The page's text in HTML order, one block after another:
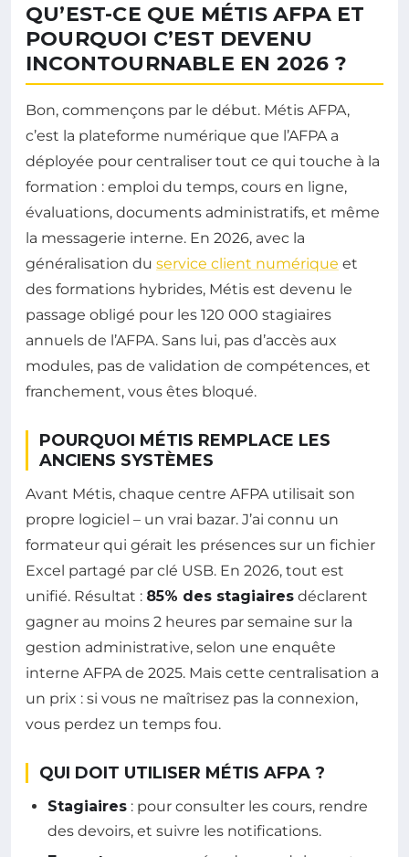
QU’EST-CE QUE MÉTIS AFPA ET
POURQUOI C’EST DEVENU
INCONTOURNABLE EN 2026 ?
Bon, commençons par le début. Métis AFPA,
c’est la plateforme numérique que l’AFPA a
déployée pour centraliser tout ce qui touche à la
formation : emploi du temps, cours en ligne,
évaluations, documents administratifs, et même
la messagerie interne. En 2026, avec la
généralisation du service client numérique et
des formations hybrides, Métis est devenu le
passage obligé pour les 120 000 stagiaires
annuels de l’AFPA. Sans lui, pas d’accès aux
modules, pas de validation de compétences, et
franchement, vous êtes bloqué.
POURQUOI MÉTIS REMPLACE LES
ANCIENS SYSTÈMES
Avant Métis, chaque centre AFPA utilisait son
propre logiciel – un vrai bazar. J’ai connu un
formateur qui gérait les présences sur un fichier
Excel partagé par clé USB. En 2026, tout est
unifié. Résultat : 85% des stagiaires déclarent
gagner au moins 2 heures par semaine sur la
gestion administrative, selon une enquête
interne AFPA de 2025. Mais cette centralisation a
un prix : si vous ne maîtrisez pas la connexion,
vous perdez un temps fou.
QUI DOIT UTILISER MÉTIS AFPA ?
Stagiaires : pour consulter les cours, rendre
des devoirs, et suivre les notifications.